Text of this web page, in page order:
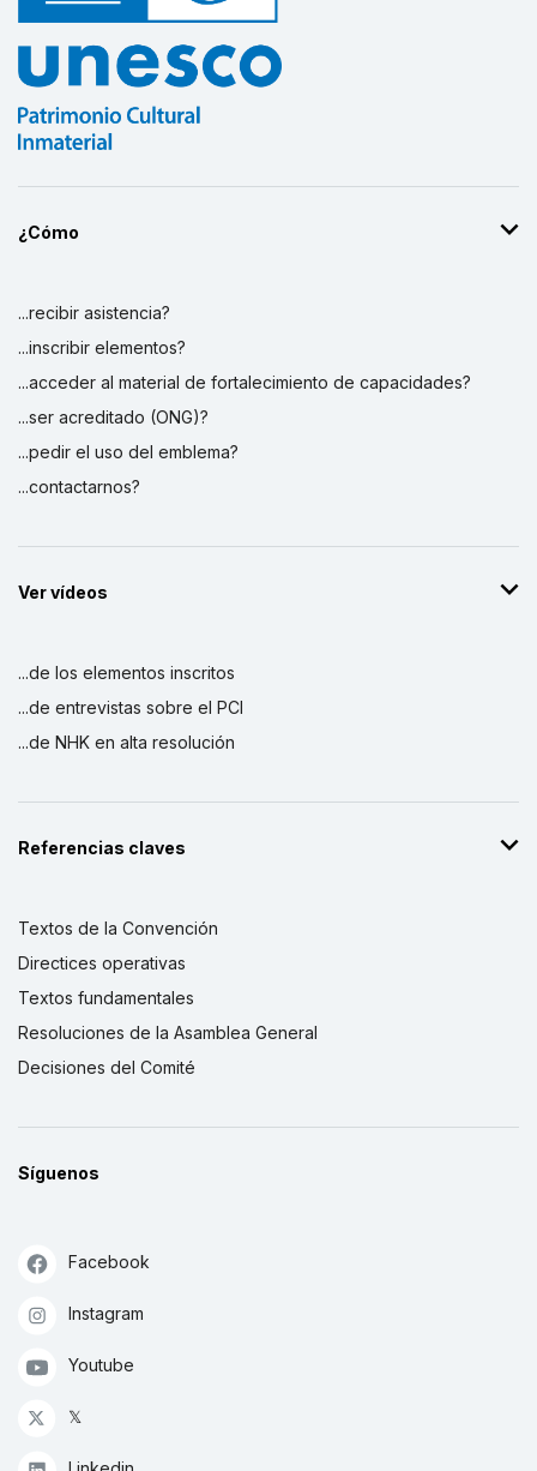
¿Cómo
...recibir asistencia?
...inscribir elementos?
...acceder al material de fortalecimiento de capacidades?
...ser acreditado (ONG)?
...pedir el uso del emblema?
...contactarnos?
Ver vídeos
...de los elementos inscritos
...de entrevistas sobre el PCI
...de NHK en alta resolución
Referencias claves
Textos de la Convención
Directices operativas
Textos fundamentales
Resoluciones de la Asamblea General
Decisiones del Comité
Síguenos
Facebook
Instagram
Youtube
𝕏